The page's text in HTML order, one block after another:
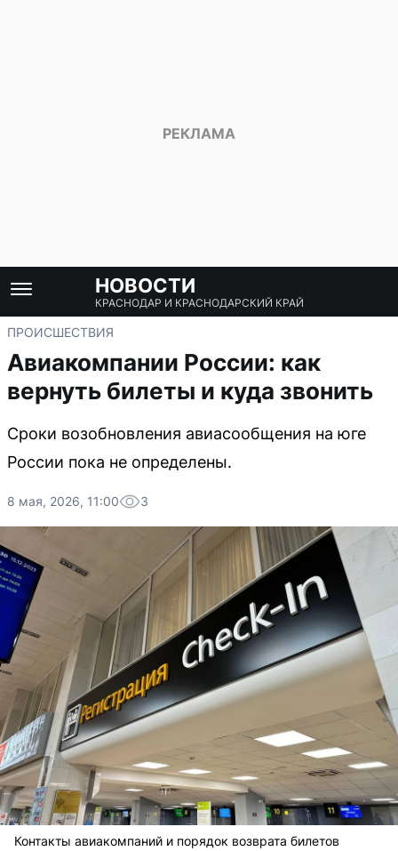
НОВОСТИ
КРАСНОДАР И КРАСНОДАРСКИЙ КРАЙ
ПРОИСШЕСТВИЯ
Авиакомпании России: как
вернуть билеты и куда звонить
Сроки возобновления авиасообщения на юге
России пока не определены.
8 мая, 2026, 11:00 3
Контакты авиакомпаний и порядок возврата билетов